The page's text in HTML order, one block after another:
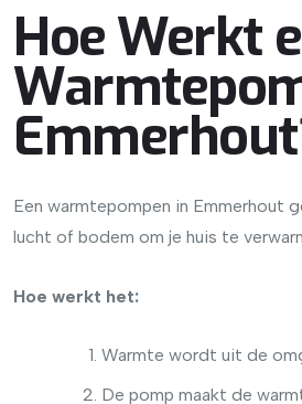
Hoe Werkt
Een warmtepompen in Emmerhout
lucht of bodem om je huis te
Hoe werkt het:
Warmte wordt uit de
De pomp maakt de